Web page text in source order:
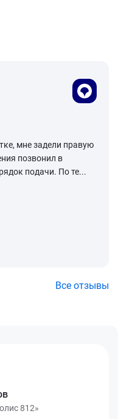
мне задели правую
позвонил в
подачи. По те...
Все отзывы
812»